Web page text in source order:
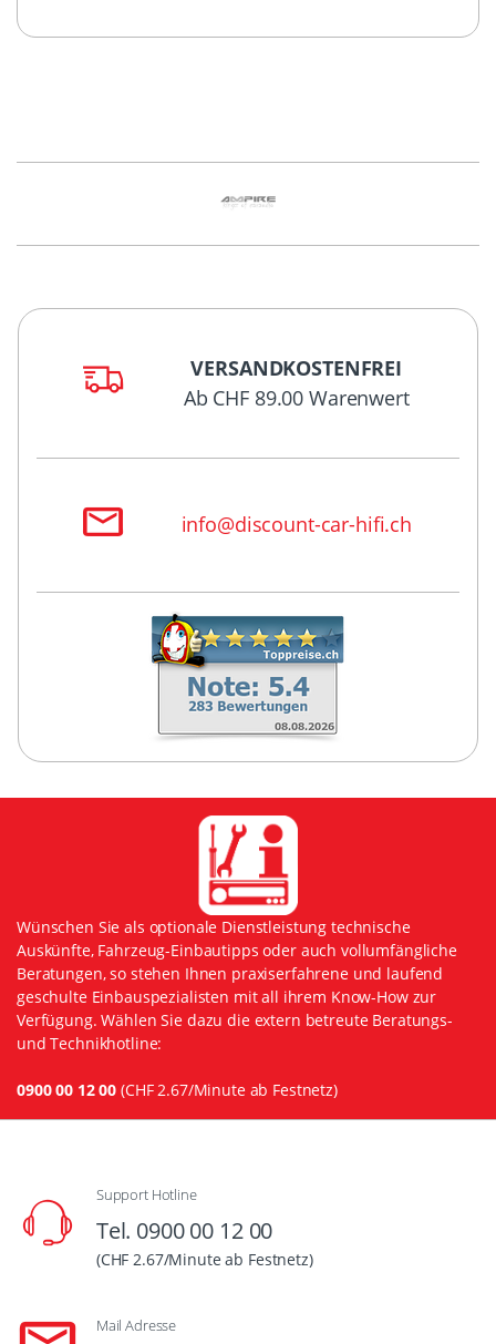
VERSANDKOSTENFREI
Ab CHF 89.00 Warenwert
info@discount-car-hifi.ch
Wünschen Sie als optionale Dienstleistung technische
Auskünfte, Fahrzeug-Einbautipps oder auch vollumfängliche
Beratungen, so stehen Ihnen praxiserfahrene und laufend
geschulte Einbauspezialisten mit all ihrem Know-How zur
Verfügung. Wählen Sie dazu die extern betreute Beratungs-
und Technikhotline:
0900 00 12 00 (CHF 2.67/Minute ab Festnetz)
Support Hotline
Tel. 0900 00 12 00
(CHF 2.67/Minute ab Festnetz)
Mail Adresse